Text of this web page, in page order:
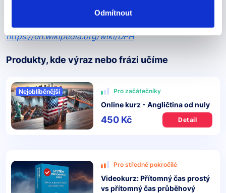
Odmítnout
https://en.wikipedia.org/wiki/DPH
Produkty, kde výraz nebo frázi učíme
Nejoblíběnější Pro začátečníky
Online kurz - Angličtina od nuly
450 Kč Detail
Pro středně pokročilé
Videokurz: Přítomný čas prostý
vs přítomný čas průběhový